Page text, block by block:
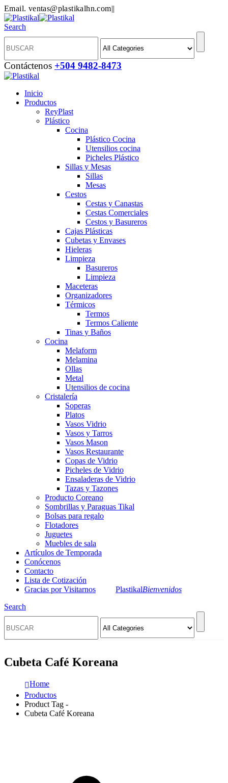
Email. ventas@plastikalhn.com||
Search
Contáctenos +504 9482-8473
Inicio
Productos
ReyPlast
Plástico
Cocina
Plástico Cocina
Utensilios cocina
Picheles Plástico
Sillas y Mesas
Sillas
Mesas
Cestos
Cestas y Canastas
Cestas Comerciales
Cestos y Basureros
Cajas Plásticas
Cubetas y Envases
Hieleras
Limpieza
Basureros
Limpieza
Maceteras
Organizadores
Térmicos
Termos
Termos Caliente
Tinas y Baños
Cocina
Melaform
Melamina
Ollas
Metal
Utensilios de cocina
Cristalería
Soperas
Platos
Vasos Vidrio
Vasos y Tarros
Vasos Mason
Vasos Restaurante
Copas de Vidrio
Picheles de Vidrio
Ensaladeras de Vidrio
Tazas y Tazones
Producto Coreano
Sombrillas y Paraguas Tikal
Bolsas para regalo
Flotadores
Juguetes
Muebles de sala
Artículos de Temporada
Conócenos
Contacto
Lista de Cotización
Gracias por Visitarnos
PlastikalBienvenidos
Search
Cubeta Café Koreana
Home
Productos
Product Tag -
Cubeta Café Koreana